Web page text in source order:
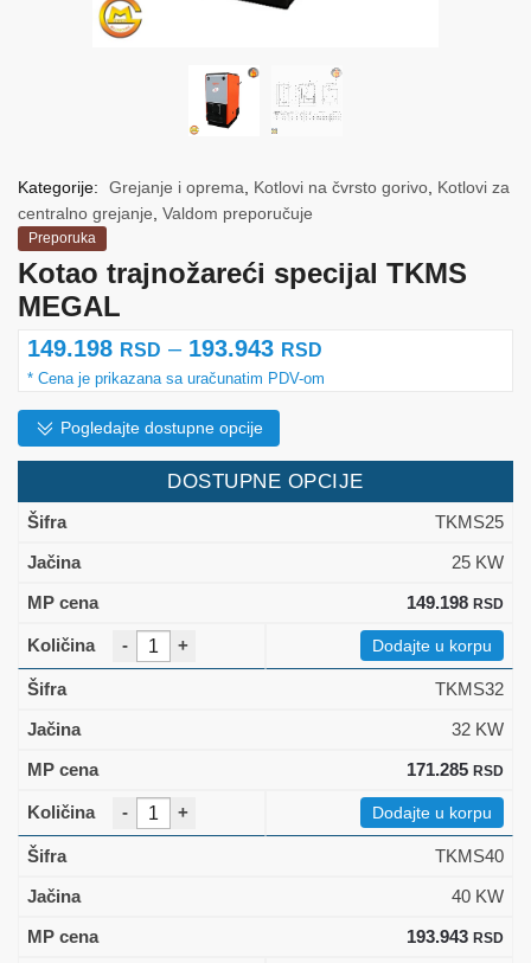
Preporuka
Kotao trajnožareći specijal TKMS
MEGAL
149.198 RSD – 193.943 RSD
cena:
149.198 rsd
do
193.943 rsd
Pogledajte dostupne opcije
DOSTUPNE OPCIJE
TKMS25
25 KW
149.198 RSD
- + Dodajte u korpu
TKMS32
32 KW
171.285 RSD
- + Dodajte u korpu
TKMS40
40 KW
193.943 RSD
Kategorije: Grejanje i oprema Kotlovi na čvrsto gorivo Kotlovi za
centralno grejanje Valdom preporučuje